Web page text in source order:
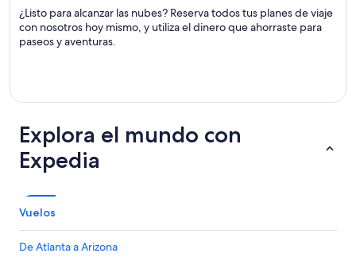
¿Listo para alcanzar las nubes? Reserva todos tus planes de viaje
con nosotros hoy mismo, y utiliza el dinero que ahorraste para
paseos y aventuras.
Explora el mundo con
Expedia
Vuelos
De Atlanta a Arizona